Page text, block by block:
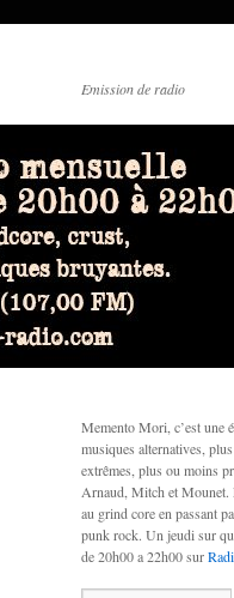
Emission de radio
Memento Mori, c’est une
musiques alternatives,
extrêmes, plus ou moins
Arnaud, Mitch et Mounet.
au grind core en passant
punk rock. Un jeudi sur
de 20h00 a 22h00 sur